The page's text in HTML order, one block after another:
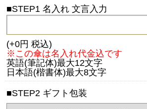
■STEP1 名入れ 文言入力
(+0円 税込)
※この傘は名入れ代金込です
英語(筆記体)最大12文字
日本語(楷書体)最大8文字
■STEP2 ギフト包装